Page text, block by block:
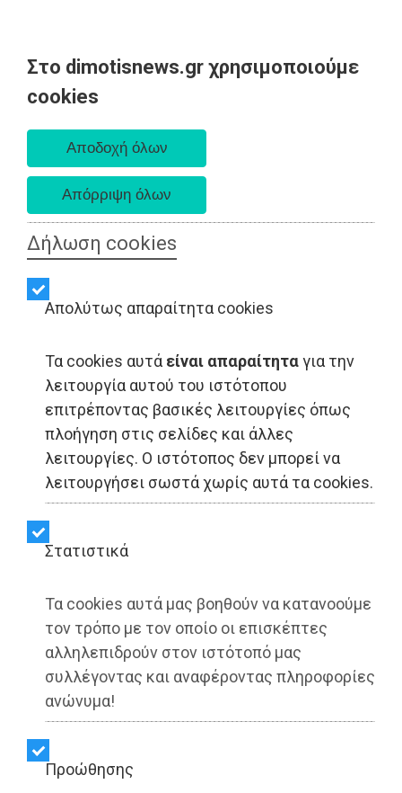
Στο dimotisnews.gr χρησιμοποιούμε
cookies
Δήλωση cookies
Απολύτως απαραίτητα cookies
Τα cookies αυτά είναι απαραίτηταγια την
λειτουργία αυτού του ιστότοπου
επιτρέποντας βασικές λειτουργίες όπως
πλοήγηση στις σελίδες και άλλες
λειτουργίες. Ο ιστότοπος δεν μπορεί να
λειτουργήσει σωστά χωρίς αυτά τα cookies.
Στατιστικά
Τα cookies αυτά μας βοηθούν να κατανοούμε
τον τρόπο με τον οποίο οι επισκέπτες
αλληλεπιδρούν στον ιστότοπό μας
συλλέγοντας και αναφέροντας πληροφορίες
ανώνυμα!
Προώθησης
ΕΙΔΗΣΕΙΣ - Αττική
Διαβάστε αύριο (Σάββατο
2/8) στο ψηφιακό
«ΠΑΡΑΣΚΗΝΙΟ»: Με
ρεπορτάζ, έρευνες και
παρεμβάσεις οι οποίες
θα συζητηθούν